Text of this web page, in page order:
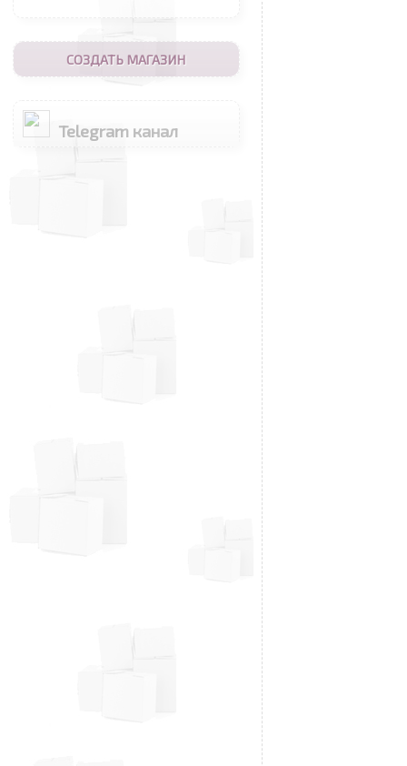
СОЗДАТЬ МАГАЗИН
Telegram канал